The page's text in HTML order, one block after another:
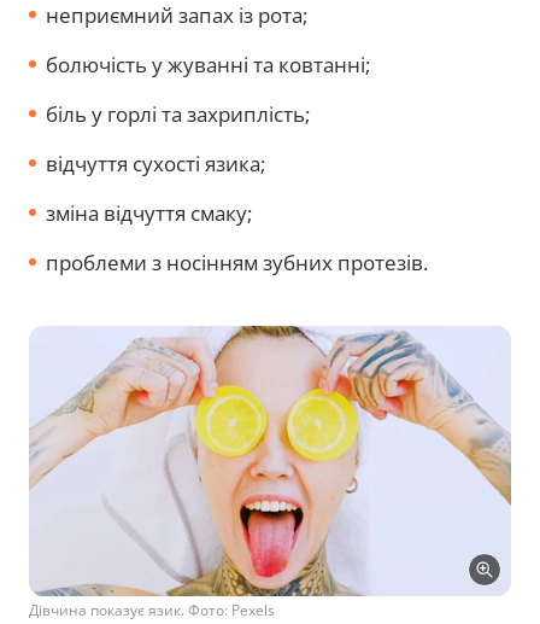
неприємний запах із рота;
болючість у жуванні та ковтанні;
біль у горлі та захриплість;
відчуття сухості язика;
зміна відчуття смаку;
проблеми з носінням зубних протезів.
Дівчина показує язик. Фото: Pexels